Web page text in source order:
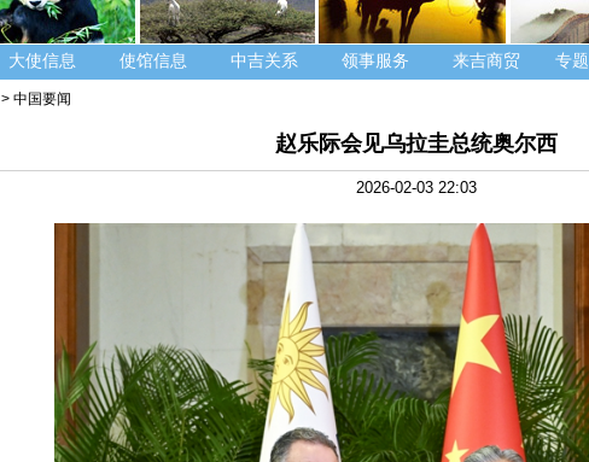
大使信息 使馆信息 中吉关系 领事服务 来吉商贸 专题
> 中国要闻
赵乐际会见乌拉圭总统奥尔西
2026-02-03 22:03